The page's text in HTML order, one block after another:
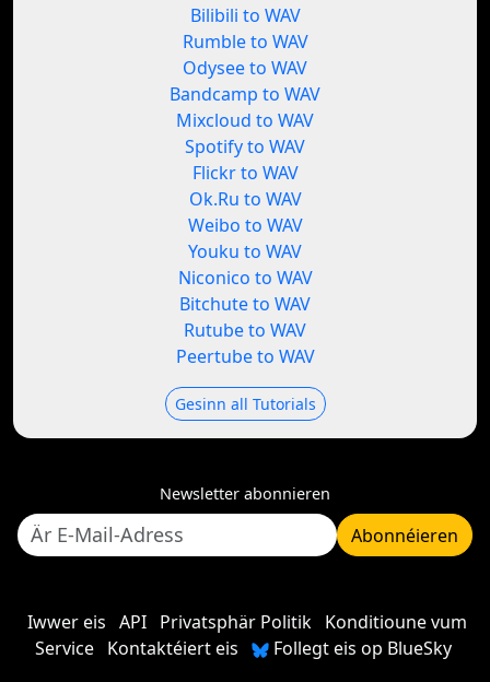
Bilibili to WAV
Rumble to WAV
Odysee to WAV
Bandcamp to WAV
Mixcloud to WAV
Spotify to WAV
Flickr to WAV
Ok.Ru to WAV
Weibo to WAV
Youku to WAV
Niconico to WAV
Bitchute to WAV
Rutube to WAV
Peertube to WAV
Gesinn all Tutorials
Newsletter abonnieren
Abonnéieren
Iwwer eis API Privatsphär Politik Konditioune vum
Service
Kontaktéiert eis
Follegt eis op BlueSky